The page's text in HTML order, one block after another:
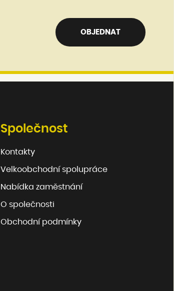
OBJEDNAT
Společnost
Kontakty
Velkoobchodní spolupráce
Nabídka zaměstnání
O společnosti
Obchodní podmínky